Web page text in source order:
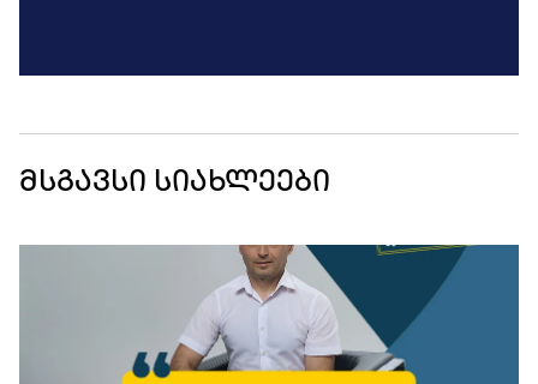
მსგავსი სიახლეები